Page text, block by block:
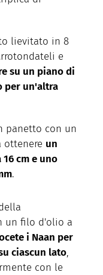
lievitato in 8
e
su un piano di
per un'altra
panetto con un
ottenere un
cm e uno
.
un filo d'olio a
i Naan per
ciascun lato,
con le